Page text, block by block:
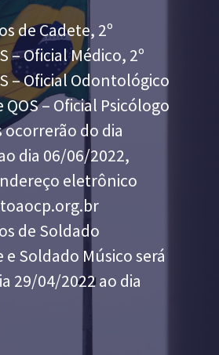
de Cadete, 2º
– Oficial Médico, 2º
– Oficial Odontológico
QOS – Oficial Psicólogo
ocorrerão do dia
dia 06/06/2022,
eletrônico
de Soldado
Soldado Músico será
29/04/2022 ao dia